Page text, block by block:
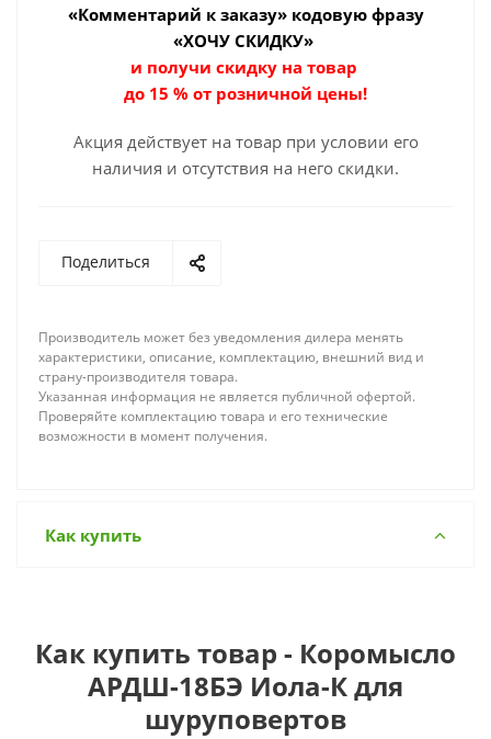
«Комментарий к заказу» кодовую фразу
«ХОЧУ СКИДКУ»
и получи скидку на товар
до 15 % от розничной цены!
Акция действует на товар при условии его
наличия и отсутствия на него скидки.
Поделиться
Производитель может без уведомления дилера менять
характеристики, описание, комплектацию, внешний вид и
страну-производителя товара.
Указанная информация не является публичной офертой.
Проверяйте комплектацию товара и его технические
возможности в момент получения.
Как купить
Как купить товар - Коромысло
АРДШ-18БЭ Иола-К для
шуруповертов